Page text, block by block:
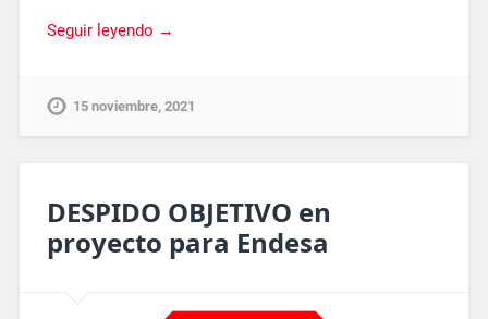
Seguir leyendo →
15 noviembre, 2021
DESPIDO OBJETIVO en
proyecto para Endesa